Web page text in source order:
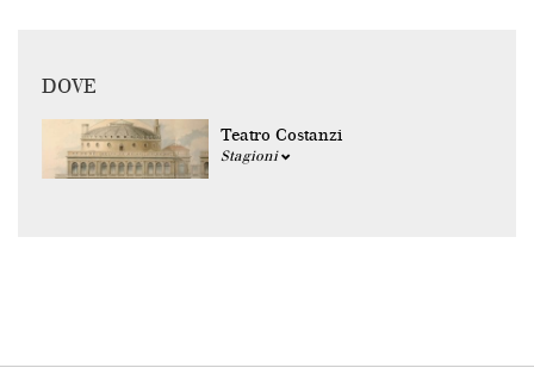
DOVE
Teatro Costanzi
Stagioni